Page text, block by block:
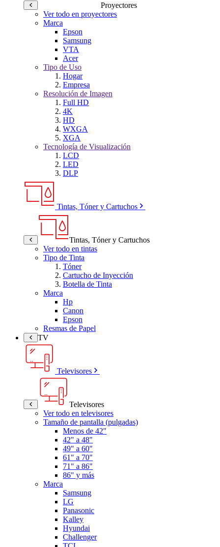
Proyectores
Ver todo en proyectores
Marca
Epson
Samsung
VTA
Acer
Tipo de Uso
Hogar
Empresa
Resolución de Imagen
Full HD
4K
HD
WXGA
XGA
Tecnología de Visualización
LCD
LED
DLP
Tintas, Tóner y Cartuchos
Tintas, Tóner y Cartuchos
Ver todo en tintas
Tipo de Tinta
Tóner
Cartucho de Inyección
Botella de Tinta
Marca
Hp
Canon
Epson
Resmas de Papel
TV
Televisores
Televisores
Ver todo en televisores
Tamaño de pantalla (pulgadas)
Menos de 42"
42" a 48"
49" a 60"
61" a 70"
71" a 86"
86" y más
Marca
Samsung
LG
Panasonic
Kalley
Hyundai
Challenger